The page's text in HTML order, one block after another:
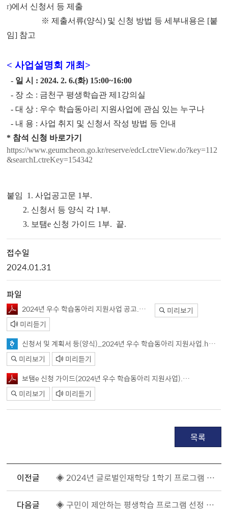
r)에서 신청서 등 제출
※ 제출서류(양식) 및 신청 방법 등 세부내용은 [붙
임] 참고
< 사업설명회 개최>
- 일 시 : 2024. 2. 6.(화) 15:00~16:00
- 장 소 : 금천구 평생학습관 제 1 강의실
-대 상 : 우수 학습동아리 지원사업에 관심 있는 누구나
- 내 용 :사업 취지 및 신청서 작성 방법 등 안내
* 참석 신청 바로가기
https://www.geumcheon.go.kr/reserve/edcLctreView.do?key=112
&searchLctreKey=154342
붙임 1. 사업공고문 1부.
2. 신청서 등 양식 각 1부.
3. 보탬e 신청 가이드 1부. 끝.
접수일
2024.01.31
파일
2024년 우수 학습동아리 지원사업 공고.pdf
미리보기
미리듣기
신청서 및 계획서 등(양식)_2024년 우수 학습동아리 지원사업.hwp
미리보기 미리듣기
보탬e 신청 가이드(2024년 우수 학습동아리 지원사업).pdf
미리보기 미리듣기
목록
이전글 ◈ 2024년 글로벌인재학당 1학기 프로그램 강좌신청 안내 ◈
다음글 ◈ 구민이 제안하는 평생학습 프로그램 선정 결과 공지 ◈